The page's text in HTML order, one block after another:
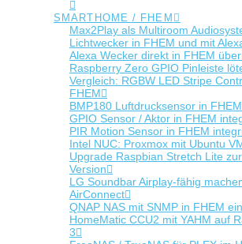
SMARTHOME / FHEM
Max2Play als Multiroom
Lichtwecker in FHEM und mit
Alexa Wecker direkt in FHEM
Raspberry Zero GPIO Pinleiste
Vergleich: RGBW LED Stripe
FHEM
BMP180 Luftdrucksensor in
GPIO Sensor / Aktor in FHEM
PIR Motion Sensor in FHEM
Intel NUC: Proxmox mit Ubuntu
Upgrade Raspbian Stretch Lite
Version
LG Soundbar Airplay-fähig
AirConnect
QNAP NAS mit SNMP in FHEM
HomeMatic CCU2 mit YAHM auf
3